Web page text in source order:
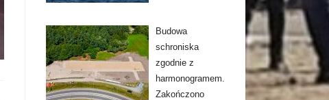
Budowa
schroniska
zgodnie z
harmonogramem.
Zakończono